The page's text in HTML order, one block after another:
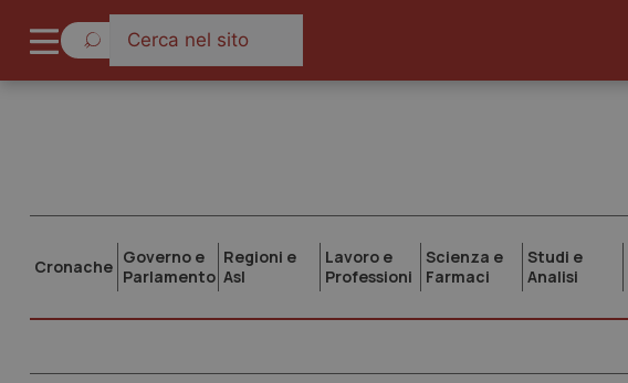
Cronache Governo e
Parlamento
Regioni e
Asl
Lavoro e
Professioni
Scienza e
Farmaci
Studi e
Analisi